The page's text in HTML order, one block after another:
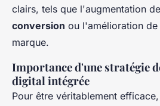
clairs, tels que l'augmentation
conversion ou l'amélioration
marque.
Importance d'une stratégie
digital intégrée
Pour être véritablement